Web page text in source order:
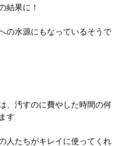
結果に！
の水源にもなっているそうで
、汚すのに費やした時間の何
す
人たちがキレイに使ってくれ